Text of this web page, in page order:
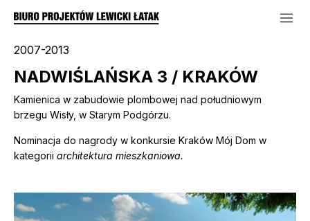
2007-2013
NADWIŚLAŃSKA 3 / KRAKÓW
Kamienica w zabudowie plombowej nad południowym
brzegu Wisły, w Starym Podgórzu.
Nominacja do nagrody w konkursie Kraków Mój Dom w
kategorii architektura mieszkaniowa.